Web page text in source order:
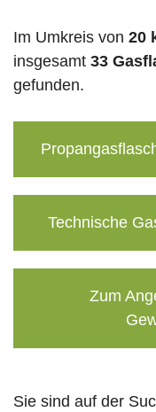
Im Umkreis von 20
insgesamt 33
gefunden.
Technische
Zum
Sie sind auf der